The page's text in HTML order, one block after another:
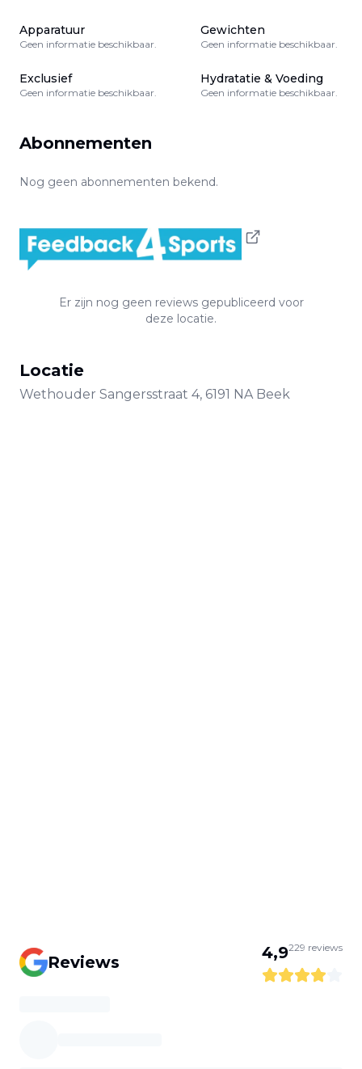
Apparatuur
Geen informatie beschikbaar.
Gewichten
Geen informatie beschikbaar.
Exclusief
Geen informatie beschikbaar.
Hydratatie & Voeding
Geen informatie beschikbaar.
Abonnementen
Nog geen abonnementen bekend.
Er zijn nog geen reviews gepubliceerd voor
deze locatie.
Locatie
Wethouder Sangersstraat 4, 6191 NA Beek
Reviews 4,9229 reviews